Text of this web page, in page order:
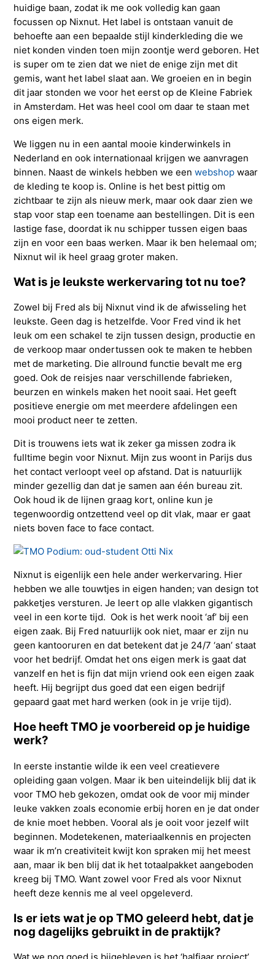
huidige baan, zodat ik me ook volledig kan gaan
focussen op Nixnut. Het label is ontstaan vanuit de
behoefte aan een bepaalde stijl kinderkleding die we
niet konden vinden toen mijn zoontje werd geboren. Het
is super om te zien dat we niet de enige zijn met dit
gemis, want het label slaat aan. We groeien en in begin
dit jaar stonden we voor het eerst op de Kleine Fabriek
in Amsterdam. Het was heel cool om daar te staan met
ons eigen merk.
We liggen nu in een aantal mooie kinderwinkels in
Nederland en ook internationaal krijgen we aanvragen
binnen. Naast de winkels hebben we eenwebshop waar
de kleding te koop is. Online is het best pittig om
zichtbaar te zijn als nieuw merk, maar ook daar zien we
stap voor stap een toename aan bestellingen. Dit is een
lastige fase, doordat ik nu schipper tussen eigen baas
zijn en voor een baas werken. Maar ik ben helemaal om;
Nixnut wil ik heel graag groter maken.
Wat is je leukste werkervaring tot nu toe?
Zowel bij Fred als bij Nixnut vind ik de afwisseling het
leukste. Geen dag is hetzelfde. Voor Fred vind ik het
leuk om een schakel te zijn tussen design, productie en
de verkoop maar ondertussen ook te maken te hebben
met de marketing. Die allround functie bevalt me erg
goed. Ook de reisjes naar verschillende fabrieken,
beurzen en winkels maken het nooit saai. Het geeft
positieve energie om met meerdere afdelingen een
mooi product neer te zetten.
Dit is trouwens iets wat ik zeker ga missen zodra ik
fulltime begin voor Nixnut. Mijn zus woont in Parijs dus
het contact verloopt veel op afstand. Dat is natuurlijk
minder gezellig dan dat je samen aan één bureau zit.
Ook houd ik de lijnen graag kort, online kun je
tegenwoordig ontzettend veel op dit vlak, maar er gaat
niets boven face to face contact.
Nixnut is eigenlijk een hele ander werkervaring. Hier
hebben we alle touwtjes in eigen handen; van design tot
pakketjes versturen. Je leert op alle vlakken gigantisch
veel in een korte tijd. Ook is het werk nooit ‘af’ bij een
eigen zaak. Bij Fred natuurlijk ook niet, maar er zijn nu
geen kantooruren en dat betekent dat je 24/7 ‘aan’ staat
voor het bedrijf. Omdat het ons eigen merk is gaat dat
vanzelf en het is fijn dat mijn vriend ook een eigen zaak
heeft. Hij begrijpt dus goed dat een eigen bedrijf
gepaard gaat met hard werken (ook in je vrije tijd).
Hoe heeft TMO je voorbereid op je huidige
werk?
In eerste instantie wilde ik een veel creatievere
opleiding gaan volgen. Maar ik ben uiteindelijk blij dat ik
voor TMO heb gekozen, omdat ook de voor mij minder
leuke vakken zoals economie erbij horen en je dat onder
de knie moet hebben. Vooral als je ooit voor jezelf wilt
beginnen. Modetekenen, materiaalkennis en projecten
waar ik m’n creativiteit kwijt kon spraken mij het meest
aan, maar ik ben blij dat ik het totaalpakket aangeboden
kreeg bij TMO. Want zowel voor Fred als voor Nixnut
heeft deze kennis me al veel opgeleverd.
Is er iets wat je op TMO geleerd hebt, dat je
nog dagelijks gebruikt in de praktijk?